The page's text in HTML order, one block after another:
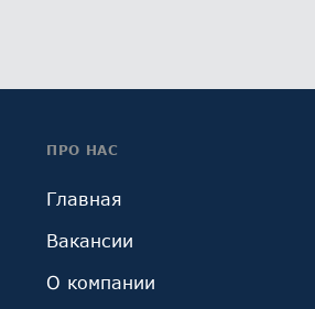
ПРО НАС
Главная
Вакансии
О компании